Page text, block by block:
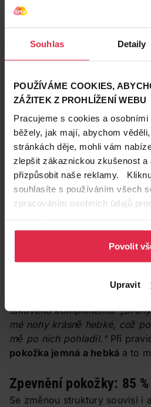
Souhlas Detaily
POUŽÍVÁME COOKIES,
ZÁŽITEK Z PROHLÍŽENÍ WEBU
Pracujeme s cookies a
běžely, jak mají, abychom
stránkách děje, mohli vám
zlepšit zákaznickou zkušenost a
přizpůsobit naše reklamy.
souhlasíte s používáním všech
zpracováním osobních údajů
osobních údajů.
Povolit
Upravit
Hydratace a zjemnění
%
Tvrzení výrobce, že mléko
dobu 48 hodin potvrdily dvě
shodly na tom, že při
každodenním použití měly
opět panoval všeobecný
takového komplimentu:
mé nohy krásně hebké, což
mě po nich pohladil.“Při
pokožka jemná a hebká a to
Zpevnění pokožky: 85 %
Se změnou struktury souvisí i